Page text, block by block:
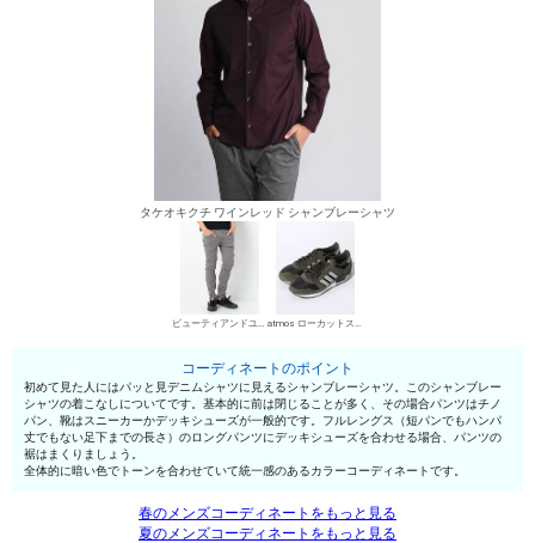
タケオキクチ ワインレッド シャンブレーシャツ
ビューティアンドユース ユナイテッドアローズ チノパン・綿パン atmos ローカットスニーカー
コーディネートのポイント
初めて見た人にはパッと見デニムシャツに見えるシャンブレーシャツ。このシャンブレー
シャツの着こなしについてです。基本的に前は閉じることが多く、その場合パンツはチノ
パン、靴はスニーカーかデッキシューズが一般的です。フルレングス（短パンでもハンパ
丈でもない足下までの長さ）のロングパンツにデッキシューズを合わせる場合、パンツの
裾はまくりましょう。
全体的に暗い色でトーンを合わせていて統一感のあるカラーコーディネートです。
春のメンズコーディネートをもっと見る
夏のメンズコーディネートをもっと見る